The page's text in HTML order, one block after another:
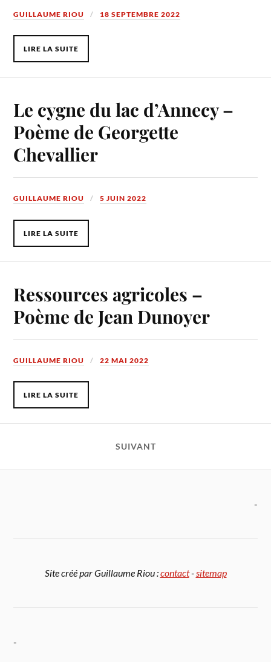
GUILLAUME RIOU 18 SEPTEMBRE 2022
LIRE LA SUITE
Le cygne du lac d’Annecy –
Poème de Georgette
Chevallier
GUILLAUME RIOU 5 JUIN 2022
LIRE LA SUITE
Ressources agricoles –
Poème de Jean Dunoyer
GUILLAUME RIOU 22 MAI 2022
LIRE LA SUITE
SUIVANT
-
Site créé par Guillaume Riou :contact-sitemap
-